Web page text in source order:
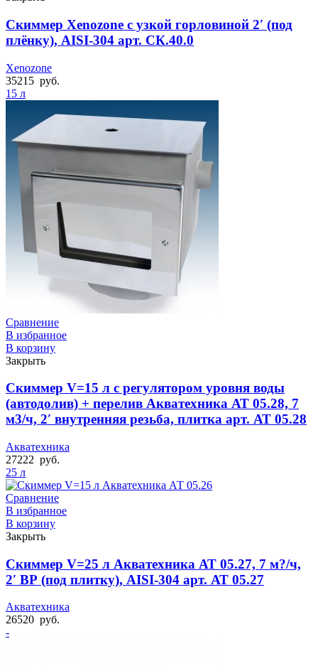
Скиммер Xenozone с узкой горловиной 2′ (под
плёнку), AISI-304 арт. СК.40.0
Xenozone
35215 руб.
15 л
Сравнение
В избранное
В корзину
Закрыть
Скиммер V=15 л с регулятором уровня воды
(автодолив) + перелив Акватехника АТ 05.28, 7
м3/ч, 2′ внутренняя резьба, плитка арт. АТ 05.28
Акватехника
27222 руб.
25 л
Сравнение
В избранное
В корзину
Закрыть
Скиммер V=25 л Акватехника АТ 05.27, 7 м?/ч,
2′ ВР (под плитку), AISI-304 арт. АТ 05.27
Акватехника
26520 руб.
-